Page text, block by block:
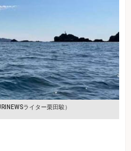
ライター栗田駿）